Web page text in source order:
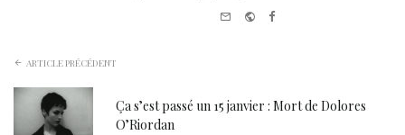
Website
Facebook
ARTICLE PRÉCÉDENT
Ça s’est passé un 15 janvier : Mort de Dolores
O’Riordan